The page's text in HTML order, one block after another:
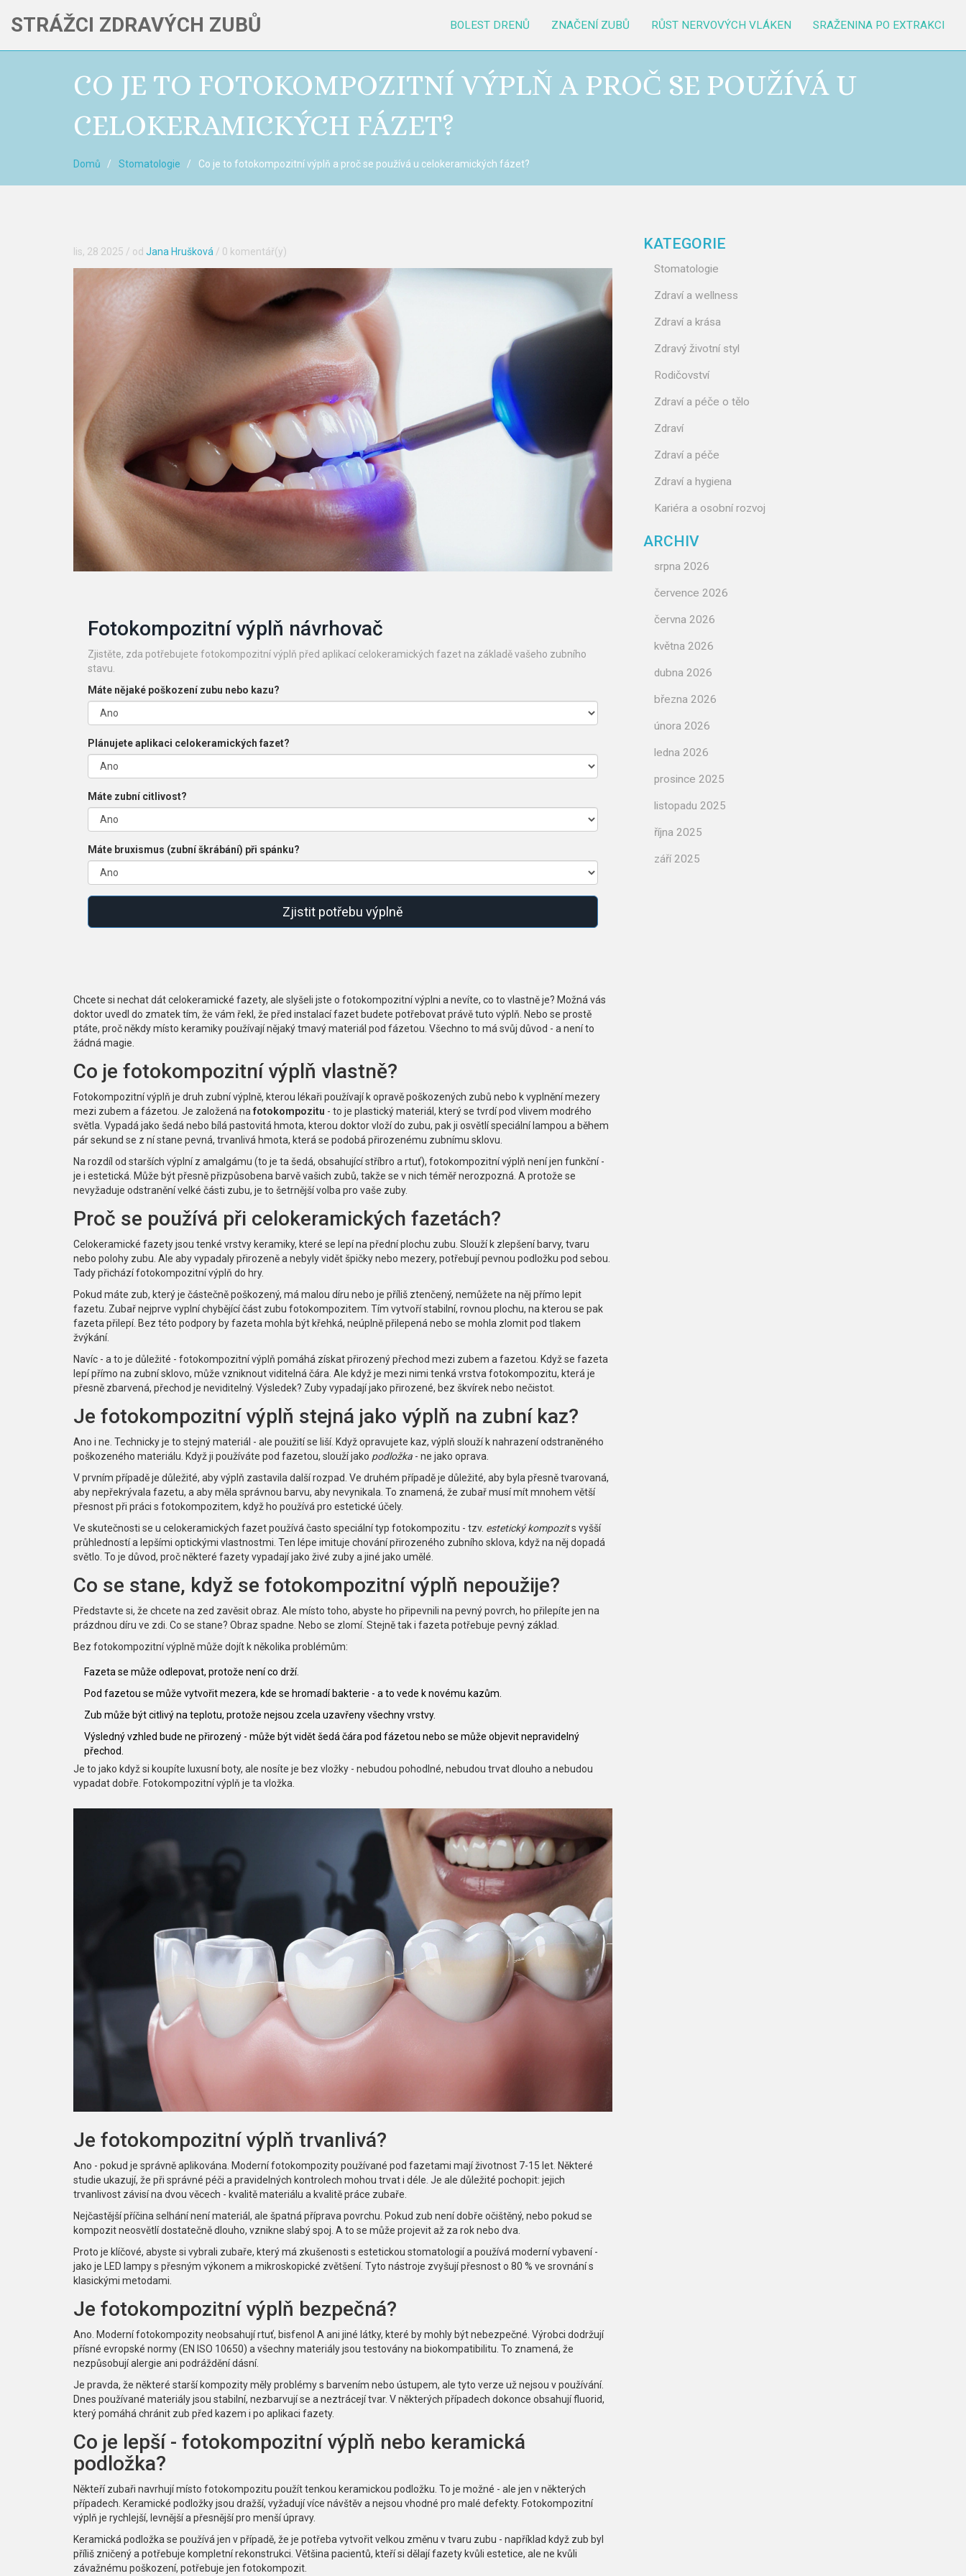
STRÁŽCI ZDRAVÝCH ZUBŮ BOLEST DRENŮ ZNAČENÍ ZUBŮ RŮST NERVOVÝCH VLÁKEN SRAŽENINA PO EXTRAKCI
CO JE TO FOTOKOMPOZITNÍ VÝPLŇ A PROČ SE POUŽÍVÁ U
CELOKERAMICKÝCH FÁZET?
Domů Stomatologie Co je to fotokompozitní výplň a proč se používá u celokeramických fázet?
lis, 28 2025 / od Jana Hrušková / 0 komentář(y)
Fotokompozitní výplň návrhovač
Zjistěte, zda potřebujete fotokompozitní výplň před aplikací celokeramických fazet na základě vašeho zubního
stavu.
Máte nějaké poškození zubu nebo kazu?
Plánujete aplikaci celokeramických fazet?
Máte zubní citlivost?
Máte bruxismus (zubní škrábání) při spánku?
Zjistit potřebu výplně
Chcete si nechat dát celokeramické fazety, ale slyšeli jste o fotokompozitní výplni a nevíte, co to vlastně je? Možná vás
doktor uvedl do zmatek tím, že vám řekl, že před instalací fazet budete potřebovat právě tuto výplň. Nebo se prostě
ptáte, proč někdy místo keramiky používají nějaký tmavý materiál pod fázetou. Všechno to má svůj důvod - a není to
žádná magie.
Co je fotokompozitní výplň vlastně?
Fotokompozitní výplň je druh zubní výplně, kterou lékaři používají k opravě poškozených zubů nebo k vyplnění mezery
mezi zubem a fázetou. Je založená na fotokompozitu - to je plastický materiál, který se tvrdí pod vlivem modrého
světla. Vypadá jako šedá nebo bílá pastovitá hmota, kterou doktor vloží do zubu, pak ji osvětlí speciální lampou a během
pár sekund se z ní stane pevná, trvanlivá hmota, která se podobá přirozenému zubnímu sklovu.
Na rozdíl od starších výplní z amalgámu (to je ta šedá, obsahující stříbro a rtuť), fotokompozitní výplň není jen funkční -
je i estetická. Může být přesně přizpůsobena barvě vašich zubů, takže se v nich téměř nerozpozná. A protože se
nevyžaduje odstranění velké části zubu, je to šetrnější volba pro vaše zuby.
Proč se používá při celokeramických fazetách?
Celokeramické fazety jsou tenké vrstvy keramiky, které se lepí na přední plochu zubu. Slouží k zlepšení barvy, tvaru
nebo polohy zubu. Ale aby vypadaly přirozeně a nebyly vidět špičky nebo mezery, potřebují pevnou podložku pod sebou.
Tady přichází fotokompozitní výplň do hry.
Pokud máte zub, který je částečně poškozený, má malou díru nebo je příliš ztenčený, nemůžete na něj přímo lepit
fazetu. Zubař nejprve vyplní chybějící část zubu fotokompozitem. Tím vytvoří stabilní, rovnou plochu, na kterou se pak
fazeta přilepí. Bez této podpory by fazeta mohla být křehká, neúplně přilepená nebo se mohla zlomit pod tlakem
žvýkání.
Navíc - a to je důležité - fotokompozitní výplň pomáhá získat přirozený přechod mezi zubem a fazetou. Když se fazeta
lepí přímo na zubní sklovo, může vzniknout viditelná čára. Ale když je mezi nimi tenká vrstva fotokompozitu, která je
přesně zbarvená, přechod je neviditelný. Výsledek? Zuby vypadají jako přirozené, bez škvírek nebo nečistot.
Je fotokompozitní výplň stejná jako výplň na zubní kaz?
Ano i ne. Technicky je to stejný materiál - ale použití se liší. Když opravujete kaz, výplň slouží k nahrazení odstraněného
poškozeného materiálu. Když ji používáte pod fazetou, slouží jako podložka - ne jako oprava.
V prvním případě je důležité, aby výplň zastavila další rozpad. Ve druhém případě je důležité, aby byla přesně tvarovaná,
aby nepřekrývala fazetu, a aby měla správnou barvu, aby nevynikala. To znamená, že zubař musí mít mnohem větší
přesnost při práci s fotokompozitem, když ho používá pro estetické účely.
Ve skutečnosti se u celokeramických fazet používá často speciální typ fotokompozitu - tzv. estetický kompozits vyšší
průhledností a lepšími optickými vlastnostmi. Ten lépe imituje chování přirozeného zubního sklova, když na něj dopadá
světlo. To je důvod, proč některé fazety vypadají jako živé zuby a jiné jako umělé.
Co se stane, když se fotokompozitní výplň nepoužije?
Představte si, že chcete na zed zavěsit obraz. Ale místo toho, abyste ho připevnili na pevný povrch, ho přilepíte jen na
prázdnou díru ve zdi. Co se stane? Obraz spadne. Nebo se zlomí. Stejně tak i fazeta potřebuje pevný základ.
Bez fotokompozitní výplně může dojít k několika problémům:
Fazeta se může odlepovat, protože není co drží.
Pod fazetou se může vytvořit mezera, kde se hromadí bakterie - a to vede k novému kazům.
Zub může být citlivý na teplotu, protože nejsou zcela uzavřeny všechny vrstvy.
Výsledný vzhled bude ne přirozený - může být vidět šedá čára pod fázetou nebo se může objevit nepravidelný
přechod.
Je to jako když si koupíte luxusní boty, ale nosíte je bez vložky - nebudou pohodlné, nebudou trvat dlouho a nebudou
vypadat dobře. Fotokompozitní výplň je ta vložka.
Je fotokompozitní výplň trvanlivá?
Ano - pokud je správně aplikována. Moderní fotokompozity používané pod fazetami mají životnost 7-15 let. Některé
studie ukazují, že při správné péči a pravidelných kontrolech mohou trvat i déle. Je ale důležité pochopit: jejich
trvanlivost závisí na dvou věcech - kvalitě materiálu a kvalitě práce zubaře.
Nejčastější příčina selhání není materiál, ale špatná příprava povrchu. Pokud zub není dobře očištěný, nebo pokud se
kompozit neosvětlí dostatečně dlouho, vznikne slabý spoj. A to se může projevit až za rok nebo dva.
Proto je klíčové, abyste si vybrali zubaře, který má zkušenosti s estetickou stomatologií a používá moderní vybavení -
jako je LED lampy s přesným výkonem a mikroskopické zvětšení. Tyto nástroje zvyšují přesnost o 80 % ve srovnání s
klasickými metodami.
Je fotokompozitní výplň bezpečná?
Ano. Moderní fotokompozity neobsahují rtuť, bisfenol A ani jiné látky, které by mohly být nebezpečné. Výrobci dodržují
přísné evropské normy (EN ISO 10650) a všechny materiály jsou testovány na biokompatibilitu. To znamená, že
nezpůsobují alergie ani podráždění dásní.
Je pravda, že některé starší kompozity měly problémy s barvením nebo ústupem, ale tyto verze už nejsou v používání.
Dnes používané materiály jsou stabilní, nezbarvují se a neztrácejí tvar. V některých případech dokonce obsahují fluorid,
který pomáhá chránit zub před kazem i po aplikaci fazety.
Co je lepší - fotokompozitní výplň nebo keramická
podložka?
Někteří zubaři navrhují místo fotokompozitu použít tenkou keramickou podložku. To je možné - ale jen v některých
případech. Keramické podložky jsou dražší, vyžadují více návštěv a nejsou vhodné pro malé defekty. Fotokompozitní
výplň je rychlejší, levnější a přesnější pro menší úpravy.
Keramická podložka se používá jen v případě, že je potřeba vytvořit velkou změnu v tvaru zubu - například když zub byl
příliš zničený a potřebuje kompletní rekonstrukci. Většina pacientů, kteří si dělají fazety kvůli estetice, ale ne kvůli
závažnému poškození, potřebuje jen fotokompozit.
KATEGORIE
Stomatologie
Zdraví a wellness
Zdraví a krása
Zdravý životní styl
Rodičovství
Zdraví a péče o tělo
Zdraví
Zdraví a péče
Zdraví a hygiena
Kariéra a osobní rozvoj
ARCHIV
srpna 2026
července 2026
června 2026
května 2026
dubna 2026
března 2026
února 2026
ledna 2026
prosince 2025
listopadu 2025
října 2025
září 2025